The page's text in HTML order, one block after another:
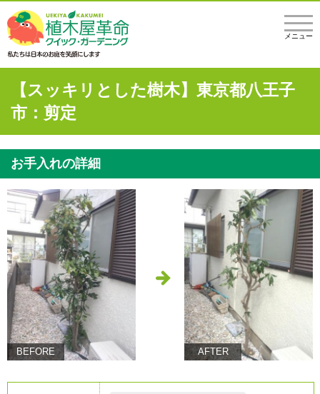
メニュー
【スッキリとした樹木】東京都八王子
市：剪定
お手入れの詳細
BEFORE AFTER